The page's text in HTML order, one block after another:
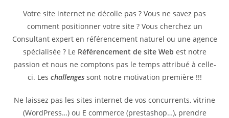
Votre site internet ne décolle pas ? Vous ne savez pas
comment positionner votre site ? Vous cherchez un
Consultant expert en référencement naturel ou une agence
spécialisée ? Le Référencement de site Web est notre
passion et nous ne comptons pas le temps attribué à celle-
ci. Les challengessont notre motivation première !!!
Ne laissez pas les sites internet de vos concurrents, vitrine
(WordPress…) ou E commerce (prestashop…), prendre